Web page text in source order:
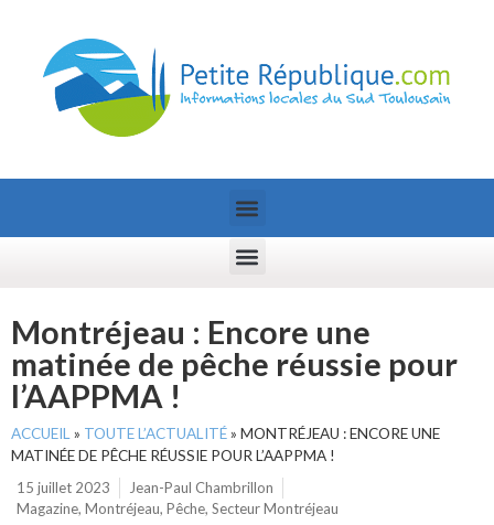
Montréjeau : Encore une
matinée de pêche réussie pour
l’AAPPMA !
ACCUEIL » TOUTE L’ACTUALITÉ» MONTRÉJEAU : ENCORE UNE
MATINÉE DE PÊCHE RÉUSSIE POUR L’AAPPMA !
15 juillet 2023
Jean-Paul Chambrillon
Magazine, Montréjeau, Pêche, Secteur Montréjeau